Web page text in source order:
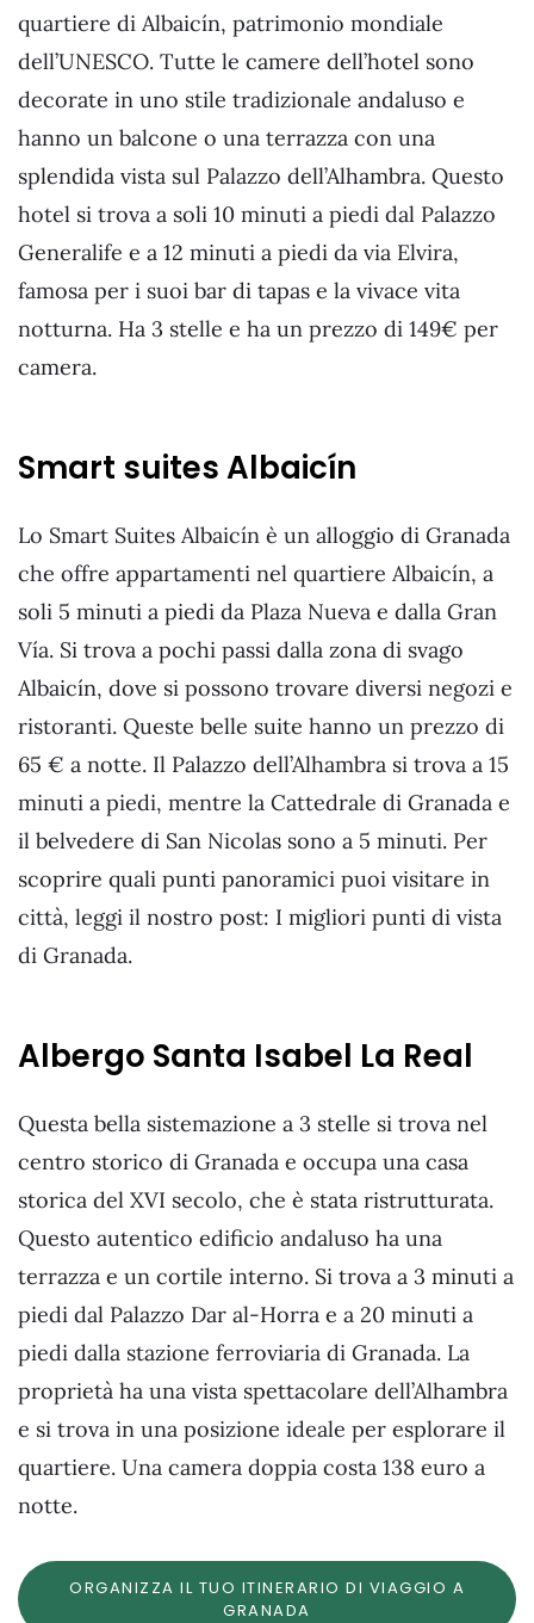
quartiere di Albaicín, patrimonio mondiale
dell’UNESCO. Tutte le camere dell’hotel sono
decorate in uno stile tradizionale andaluso e
hanno un balcone o una terrazza con una
splendida vista sul Palazzo dell’Alhambra. Questo
hotel si trova a soli 10 minuti a piedi dal Palazzo
Generalife e a 12 minuti a piedi da via Elvira,
famosa per i suoi bar di tapas e la vivace vita
notturna. Ha 3 stelle e ha un prezzo di 149€ per
camera.
Smart suites Albaicín
Lo Smart Suites Albaicín è un alloggio di Granada
che offre appartamenti nel quartiere Albaicín, a
soli 5 minuti a piedi da Plaza Nueva e dalla Gran
Vía. Si trova a pochi passi dalla zona di svago
Albaicín, dove si possono trovare diversi negozi e
ristoranti. Queste belle suite hanno un prezzo di
65 € a notte. Il Palazzo dell’Alhambra si trova a 15
minuti a piedi, mentre la Cattedrale di Granada e
il belvedere di San Nicolas sono a 5 minuti. Per
scoprire quali punti panoramici puoi visitare in
città, leggi il nostro post: I migliori punti di vista
di Granada.
Albergo Santa Isabel La Real
Questa bella sistemazione a 3 stelle si trova nel
centro storico di Granada e occupa una casa
storica del XVI secolo, che è stata ristrutturata.
Questo autentico edificio andaluso ha una
terrazza e un cortile interno. Si trova a 3 minuti a
piedi dal Palazzo Dar al-Horra e a 20 minuti a
piedi dalla stazione ferroviaria di Granada. La
proprietà ha una vista spettacolare dell’Alhambra
e si trova in una posizione ideale per esplorare il
quartiere. Una camera doppia costa 138 euro a
notte.
ORGANIZZA IL TUO ITINERARIO DI VIAGGIO A
GRANADA